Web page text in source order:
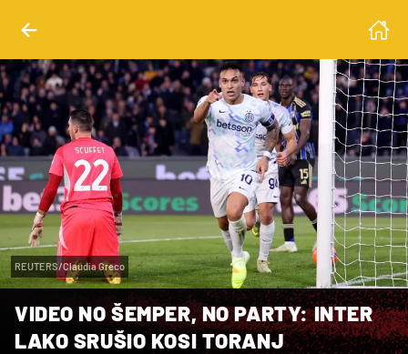
REUTERS/Claudia Greco
VIDEO NO ŠEMPER, NO PARTY: INTER
LAKO SRUŠIO KOSI TORANJ